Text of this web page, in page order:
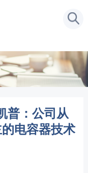
普：公司从
电容器技术